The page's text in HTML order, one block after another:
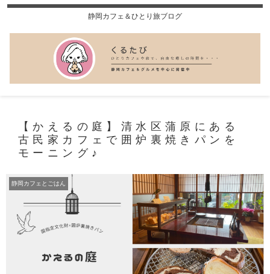
静岡カフェ＆ひとり旅ブログ
【かえるの庭】清水区蒲原にある
古民家カフェで囲炉裏焼きパンを
モーニング♪
静岡カフェとごはん